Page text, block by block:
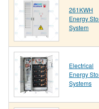
261KWH
Energy
System
Electrical
Energy
Systems